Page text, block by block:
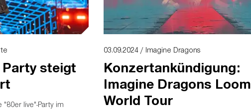
steigt
live"-Party im
03.09.2024 / Imagine Dragons
Konzertankündigung:
Imagine Dragons Loom
World Tour